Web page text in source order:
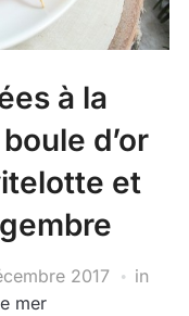
à la
d’or
et
2017
in
mer